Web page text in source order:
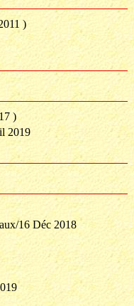
)
)
2019
16 Déc 2018